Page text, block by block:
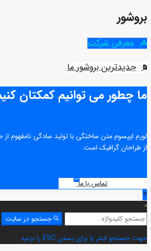
بروشور
معرفی شرکت
جدیدترین بروشور ما
ما چطور می توانیم کمکتان
لورم ایپسوم متن ساختگی با تولید سادگی نامفهوم
از طراحان گرافیک است.
تماس با ما
جستجو
برای:
جستجو در سایت
جهت جستجو اینتر یا برای بستن ESC را بزنید